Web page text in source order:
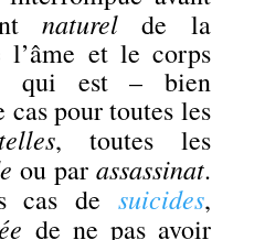
naturel de la
l’âme et le corps
qui est – bien
pour toutes les
, toutes les
ou par assassinat.
cas de suicides,
de ne pas avoir